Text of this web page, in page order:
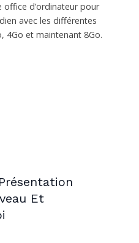
d’ordinateur pour
avec les différentes
4Go et maintenant 8Go.
Et